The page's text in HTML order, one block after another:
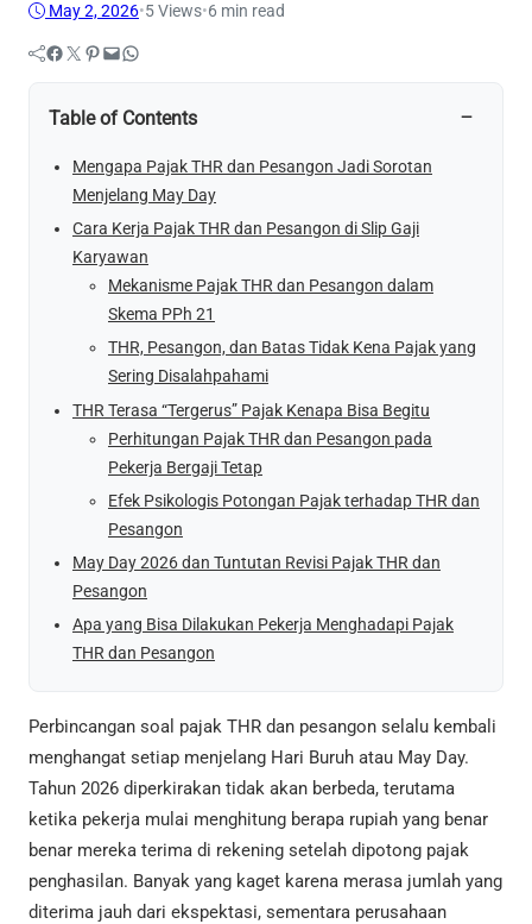
May 2, 2026•5Views•6 min read
Facebook Twitter Pinterest Mail WhatsApp
Table of Contents −
Mengapa Pajak THR dan Pesangon Jadi Sorotan
Menjelang May Day
Cara Kerja Pajak THR dan Pesangon di Slip Gaji
Karyawan
Mekanisme Pajak THR dan Pesangon dalam
Skema PPh 21
THR, Pesangon, dan Batas Tidak Kena Pajak yang
Sering Disalahpahami
THR Terasa “Tergerus” Pajak Kenapa Bisa Begitu
Perhitungan Pajak THR dan Pesangon pada
Pekerja Bergaji Tetap
Efek Psikologis Potongan Pajak terhadap THR dan
Pesangon
May Day 2026 dan Tuntutan Revisi Pajak THR dan
Pesangon
Apa yang Bisa Dilakukan Pekerja Menghadapi Pajak
THR dan Pesangon
Perbincangan soal pajak THR dan pesangon selalu kembali
menghangat setiap menjelang Hari Buruh atau May Day.
Tahun 2026 diperkirakan tidak akan berbeda, terutama
ketika pekerja mulai menghitung berapa rupiah yang benar
benar mereka terima di rekening setelah dipotong pajak
penghasilan. Banyak yang kaget karena merasa jumlah yang
diterima jauh dari ekspektasi, sementara perusahaan